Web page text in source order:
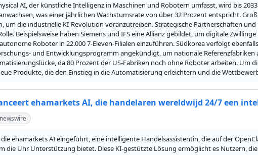
AI, der künstliche Intelligenz in Maschinen und Robotern umfasst, wird bis
was einer jährlichen Wachstumsrate von über 32 Prozent entspricht.
um die industrielle KI-Revolution voranzutreiben. Strategische Partnerschaften
Beispielsweise haben Siemens und IFS eine Allianz gebildet, um digitale
Roboter in 22.000 7-Eleven-Filialen einzuführen. Südkorea verfolgt
und Entwicklungsprogramm angekündigt, um nationale
da 80 Prozent der US-Fabriken noch ohne Roboter arbeiten. Um
Produkte, die den Einstieg in die Automatisierung erleichtern und die
ehamarkets AI, die handelaren wereldwijd 24/7 een
ehamarkets AI eingeführt, eine intelligente Handelsassistentin, die auf der
die Uhr Unterstützung bietet. Diese KI-gestützte Lösung ermöglicht es Nutzern,